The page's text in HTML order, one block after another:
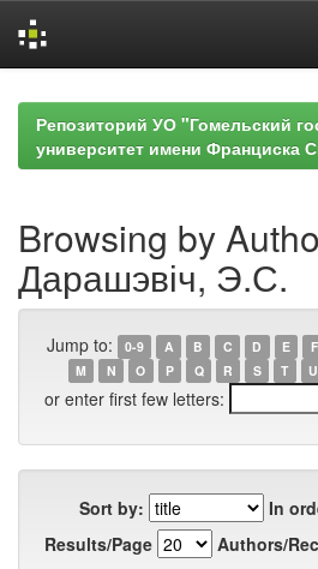
navigationРепозиторий УО "Гомельский
университет имени Франциска
Browsing by
Дарашэвіч, Э.С.
Jump to: 0-9 A B C D E F
M
N O P Q R S T U
or enter first few letters:
Sort by:
In
Results/Page
Authors/